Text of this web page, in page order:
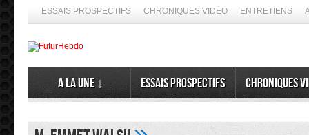
ESSAIS PROSPECTIFS CHRONIQUES VIDÉO ENTRETIENS
A la Une ↓ Essais prospectifs Chroniques